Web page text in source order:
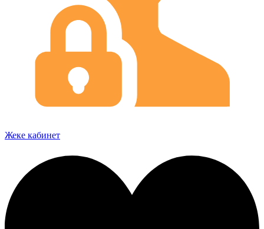
Жеке кабинет